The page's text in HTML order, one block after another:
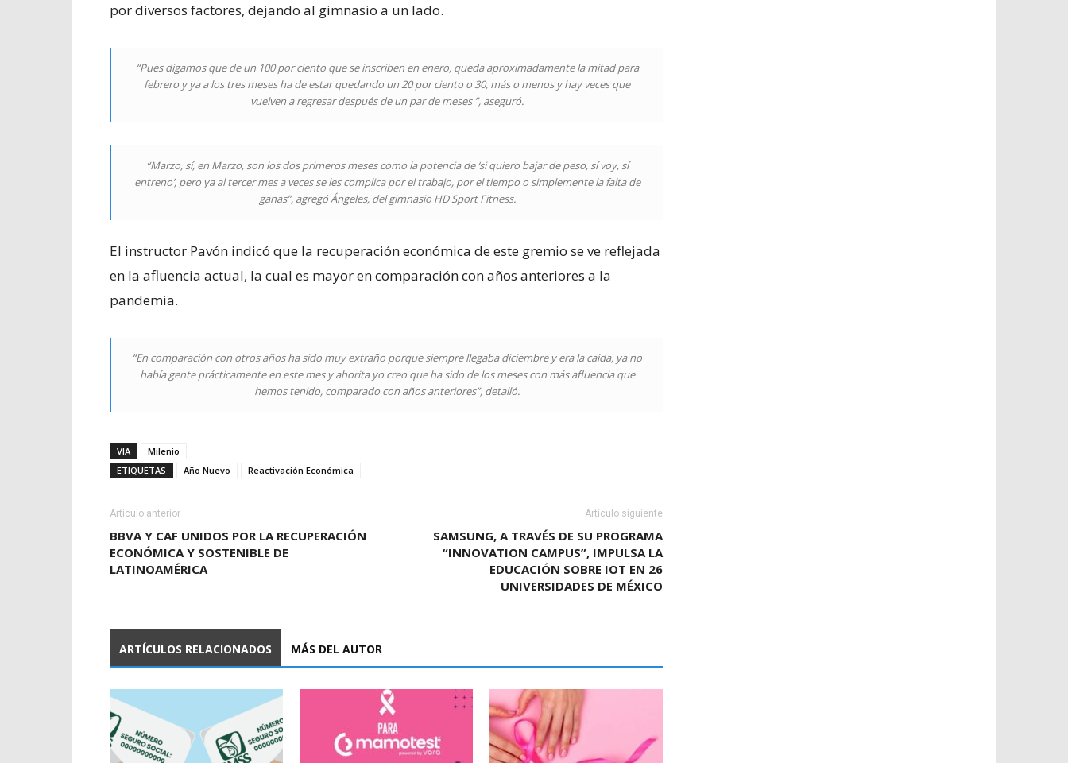
por diversos factores, dejando al gimnasio a un lado.
“Pues digamos que de un 100 por ciento que se inscriben en enero, queda aproximadamente la mitad para
febrero y ya a los tres meses ha de estar quedando un 20 por ciento o 30, más o menos y hay veces que
vuelven a regresar después de un par de meses ”, aseguró.
“Marzo, sí, en Marzo, son los dos primeros meses como la potencia de ‘si quiero bajar de peso, sí voy, sí
entreno’, pero ya al tercer mes a veces se les complica por el trabajo, por el tiempo o simplemente la falta de
ganas”, agregó Ángeles, del gimnasio HD Sport Fitness.
El instructor Pavón indicó que la recuperación económica de este gremio se ve reflejada
en la afluencia actual, la cual es mayor en comparación con años anteriores a la
pandemia.
“En comparación con otros años ha sido muy extraño porque siempre llegaba diciembre y era la caída, ya no
había gente prácticamente en este mes y ahorita yo creo que ha sido de los meses con más afluencia que
hemos tenido, comparado con años anteriores”, detalló.
VIA
Milenio
ETIQUETAS
Año Nuevo Reactivación Económica
Artículo anterior
BBVA Y CAF UNIDOS POR LA RECUPERACIÓN
ECONÓMICA Y SOSTENIBLE DE
LATINOAMÉRICA
Artículo siguiente
SAMSUNG, A TRAVÉS DE SU PROGRAMA
“INNOVATION CAMPUS”, IMPULSA LA
EDUCACIÓN SOBRE IOT EN 26
UNIVERSIDADES DE MÉXICO
ARTÍCULOS RELACIONADOS MÁS DEL AUTOR